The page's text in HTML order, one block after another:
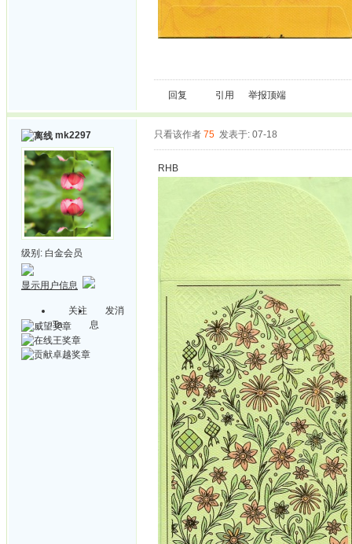
回复 引用 举报顶端
mk2297
级别: 白金会员
显示用户信息
关注
Ta
发消
息
只看该作者 75 发表于: 07-18
RHB